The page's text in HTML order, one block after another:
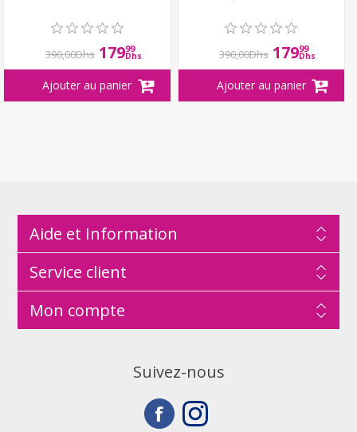
390,00Dhs 17999
Dhs 390,00Dhs 17999
Dhs
Aide et Information
Service client
Mon compte
Suivez-nous